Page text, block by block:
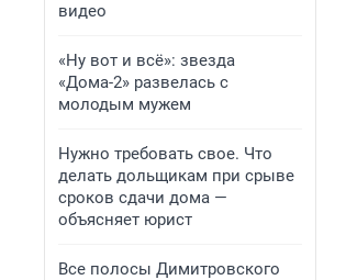
видео
«Ну вот и всё»: звезда
«Дома-2» развелась с
молодым мужем
Нужно требовать свое. Что
делать дольщикам при срыве
сроков сдачи дома —
объясняет юрист
Все полосы Димитровского